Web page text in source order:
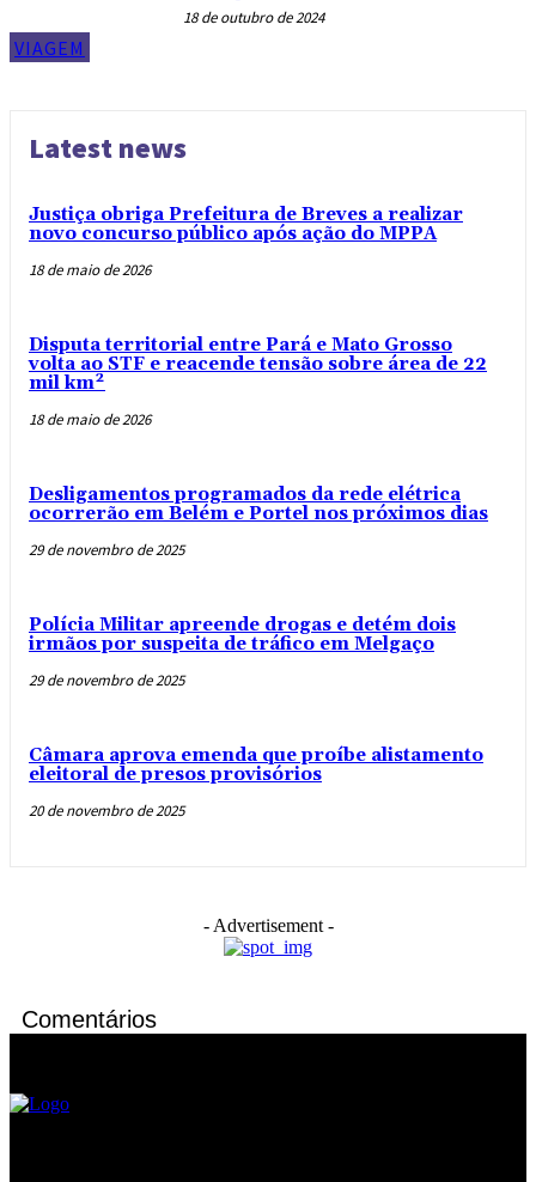
VIAGEM
18 de outubro de 2024
Latest news
Justiça obriga Prefeitura de Breves a realizar
novo concurso público após ação do MPPA
18 de maio de 2026
Disputa territorial entre Pará e Mato Grosso
volta ao STF e reacende tensão sobre área de 22
mil km²
18 de maio de 2026
Desligamentos programados da rede elétrica
ocorrerão em Belém e Portel nos próximos dias
29 de novembro de 2025
Polícia Militar apreende drogas e detém dois
irmãos por suspeita de tráfico em Melgaço
29 de novembro de 2025
Câmara aprova emenda que proíbe alistamento
eleitoral de presos provisórios
20 de novembro de 2025
- Advertisement -
Comentários